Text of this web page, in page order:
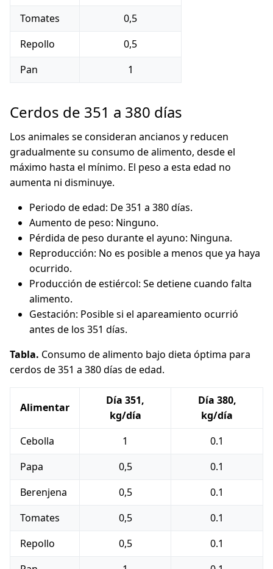
Tomates
0,5
Repollo
0,5
Pan
1
Cerdos de 351 a 380 días
Los animales se consideran ancianos y reducen
gradualmente su consumo de alimento, desde el
máximo hasta el mínimo. El peso a esta edad no
aumenta ni disminuye.
Periodo de edad: De 351 a 380 días.
Aumento de peso: Ninguno.
Pérdida de peso durante el ayuno: Ninguna.
Reproducción: No es posible a menos que ya haya
ocurrido.
Producción de estiércol: Se detiene cuando falta
alimento.
Gestación: Posible si el apareamiento ocurrió
antes de los 351 días.
Tabla. Consumo de alimento bajo dieta óptima para
cerdos de 351 a 380 días de edad.
Alimentar
Día 351,
kg/día
Día 380,
kg/día
Cebolla
1
0.1
Papa
0,5
0.1
Berenjena
0,5
0.1
Tomates
0,5
0.1
Repollo
0,5
0.1